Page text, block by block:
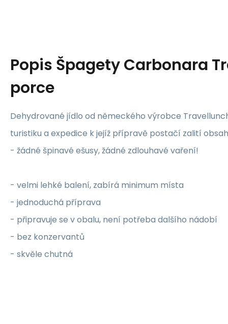
Popis Špagety Carbonara
porce
Dehydrované jídlo od německého výrobce
turistiku a expedice k jejíž přípravě postačí zalití
- žádné špinavé ešusy, žádné zdlouhavé vaření!
- velmi lehké balení, zabírá minimum místa
- jednoduchá příprava
- připravuje se v obalu, není potřeba dalšího nádobí
- bez konzervantů
- skvěle chutná